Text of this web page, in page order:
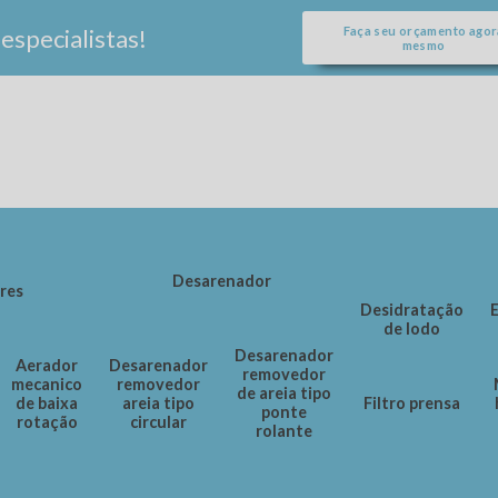
Faça seu orçamento
mesmo
Aerador
mecanico
de baixa
rotação
Desarenador
Desarenador
removedor
areia tipo
circular
Desarenador
removedor
de areia tipo
ponte
rolante
Desidratação
de lodo
Filtro prensa
de
tratamento
de água
tratamento
de água
industrial
para estação
de
tratamento
de água
de efluentes